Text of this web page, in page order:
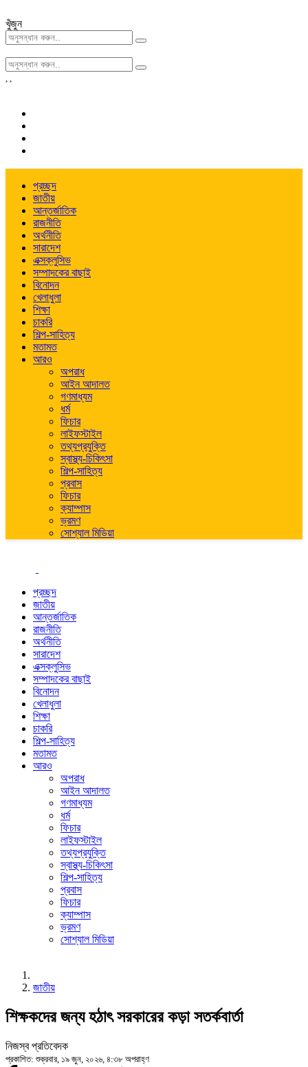
খুঁজুন
, ,
প্রচ্ছদ
জাতীয়
আন্তর্জাতিক
রাজনীতি
অর্থনীতি
সারাদেশ
এক্সক্লুসিভ
সম্পাদকের বাছাই
বিনোদন
খেলাধুলা
শিক্ষা
চাকরি
শিল্প-সাহিত্য
মতামত
আরও
অপরাধ
আইন আদালত
গণমাধ্যম
ধর্ম
ফিচার
লাইফস্টাইল
তথ্যপ্রযুক্তি
স্বাস্থ্য-চিকিৎসা
শিল্প-সাহিত্য
প্রবাস
ফিচার
ক্যাম্পাস
ভ্রমণ
সোশ্যাল মিডিয়া
প্রচ্ছদ
জাতীয়
আন্তর্জাতিক
রাজনীতি
অর্থনীতি
সারাদেশ
এক্সক্লুসিভ
সম্পাদকের বাছাই
বিনোদন
খেলাধুলা
শিক্ষা
চাকরি
শিল্প-সাহিত্য
মতামত
আরও
অপরাধ
আইন আদালত
গণমাধ্যম
ধর্ম
ফিচার
লাইফস্টাইল
তথ্যপ্রযুক্তি
স্বাস্থ্য-চিকিৎসা
শিল্প-সাহিত্য
প্রবাস
ফিচার
ক্যাম্পাস
ভ্রমণ
সোশ্যাল মিডিয়া
জাতীয়
শিক্ষকদের জন্য হঠাৎ সরকারের কড়া সতর্কবার্তা
নিজস্ব প্রতিবেদক
প্রকাশিত: শুক্রবার, ১৯ জুন, ২০২৬, ৪:৩৮ অপরাহ্ণ